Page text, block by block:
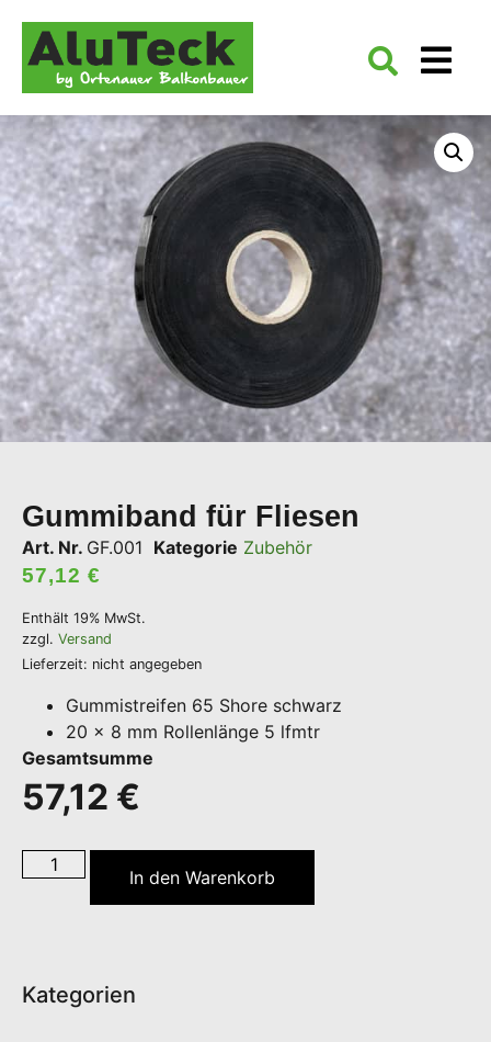
Gummiband für Fliesen
Art. Nr. GF.001 Kategorie Zubehör
57,12 €
Enthält 19% MwSt.
zzgl. Versand
Lieferzeit: nicht angegeben
Gummistreifen 65 Shore schwarz
20 x 8 mm Rollenlänge 5 lfmtr
Gesamtsumme
57,12 €
In den Warenkorb
Kategorien